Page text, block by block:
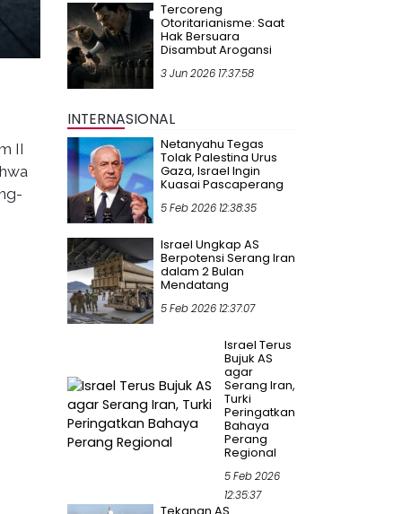
II
Tercoreng
Otoritarianisme: Saat
Hak Bersuara
Disambut Arogansi
3 Jun 2026 17:37:58
INTERNASIONAL
Netanyahu Tegas
Tolak Palestina Urus
Gaza, Israel Ingin
Kuasai Pascaperang
5 Feb 2026 12:38:35
Israel Ungkap AS
Berpotensi Serang Iran
dalam 2 Bulan
Mendatang
5 Feb 2026 12:37:07
Israel Terus
Bujuk AS
agar
Serang Iran,
Turki
Peringatkan
Bahaya
Perang
Regional
5 Feb 2026
12:35:37